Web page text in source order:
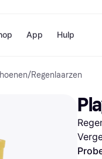
Winkels
Bol
H&M
App Hulp
/Regenlaarzen